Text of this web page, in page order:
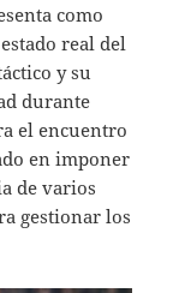
como
real del
y su
durante
el encuentro
en imponer
de varios
gestionar los